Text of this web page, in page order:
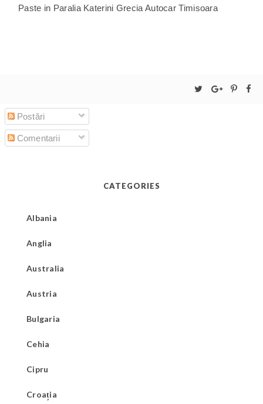
Paste in Paralia Katerini Grecia Autocar Timisoara
Postări
Comentarii
CATEGORIES
Albania
Anglia
Australia
Austria
Bulgaria
Cehia
Cipru
Croația